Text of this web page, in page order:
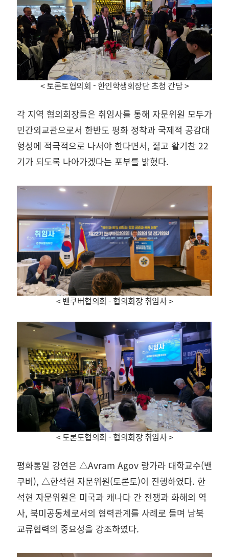
< 토론토협의회 - 한인학생회장단 초청 간담>
각 지역 협의회장들은 취임사를 통해 자문위원 모두가
민간외교관으로서 한반도 평화 정착과 국제적 공감대
형성에 적극적으로 나서야 한다면서, 젊고 활기찬 22
기가 되도록 나아가겠다는 포부를 밝혔다.
< 밴쿠버협의회 - 협의회장 취임사>
< 토론토협의회 - 협의회장 취임사>
평화통일 강연은 △Avram Agov 랑가라 대학교수(밴
쿠버), △한석현 자문위원(토론토)이 진행하였다. 한
석현 자문위원은 미국과 캐나다 간 전쟁과 화해의 역
사, 북미공동체로서의 협력관계를 사례로 들며 남북
교류협력의 중요성을 강조하였다.